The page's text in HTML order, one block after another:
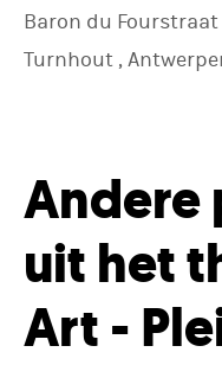
Baron du
Turnhout ,
Andere
uit het
Art -